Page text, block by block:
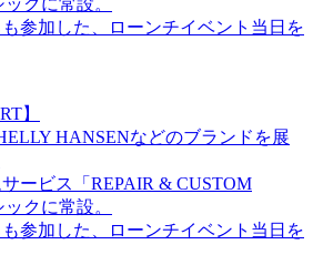
クに常設。
参加した、ローンチイベント当日を
】
HANSENなどのブランドを展
ービス「REPAIR & CUSTOM
クに常設。
参加した、ローンチイベント当日を